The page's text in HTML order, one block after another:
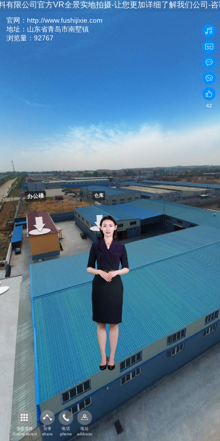
司官方VR全景实地拍摄-让您更加详细了解我们公司-咨询电
官网： http://www.fushijixie.com
地址： 山东省青岛市南墅镇
浏览量：92767
42
场景选择
Scene select
分享
share
电话
phone
地址
address